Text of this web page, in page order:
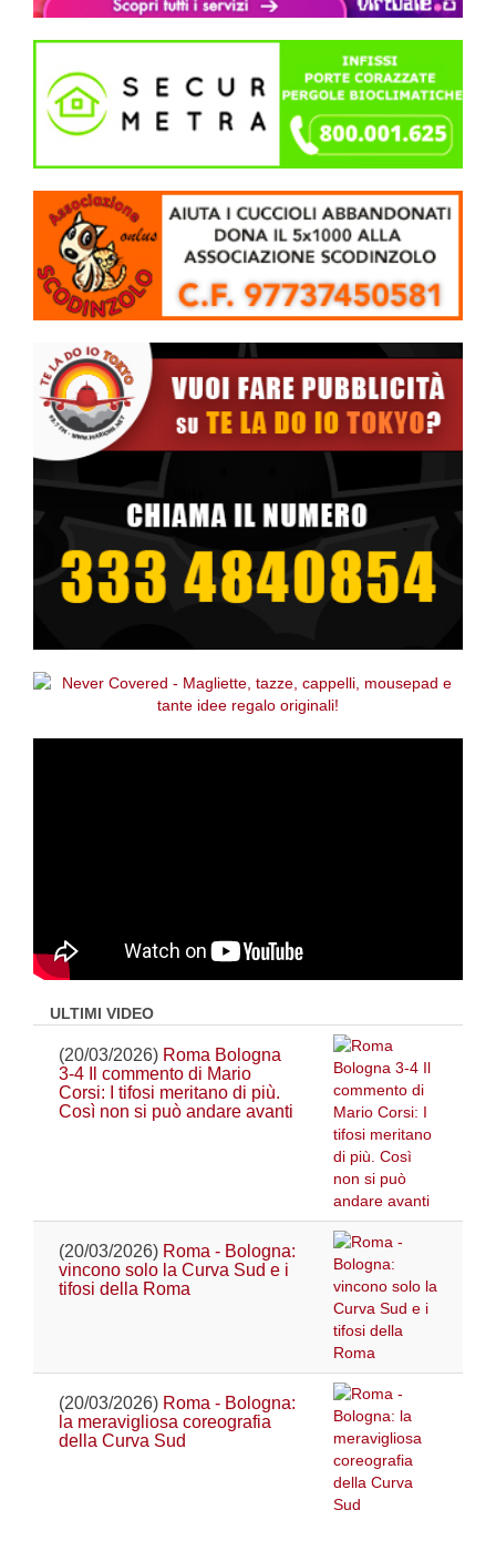
ULTIMI VIDEO
(20/03/2026) Roma Bologna
3-4 Il commento di Mario
Corsi: I tifosi meritano di più.
Così non si può andare avanti
(20/03/2026) Roma - Bologna:
vincono solo la Curva Sud e i
tifosi della Roma
(20/03/2026) Roma - Bologna:
la meravigliosa coreografia
della Curva Sud